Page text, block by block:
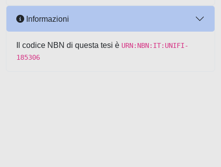
Informazioni
Il codice NBN di questa tesi è URN:NBN:IT:UNIFI-
185306